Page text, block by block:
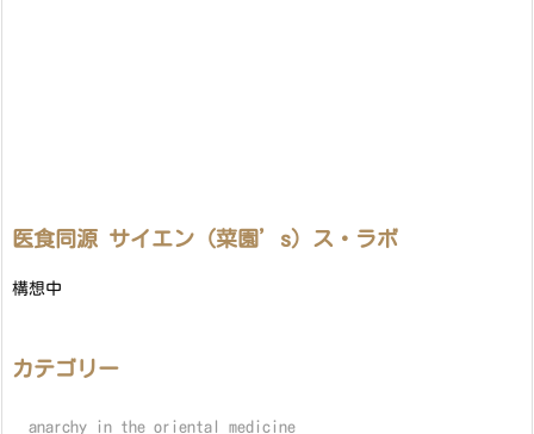
医食同源 サイエン（菜園’s）ス・ラボ
構想中
カテゴリー
anarchy in the oriental medicine